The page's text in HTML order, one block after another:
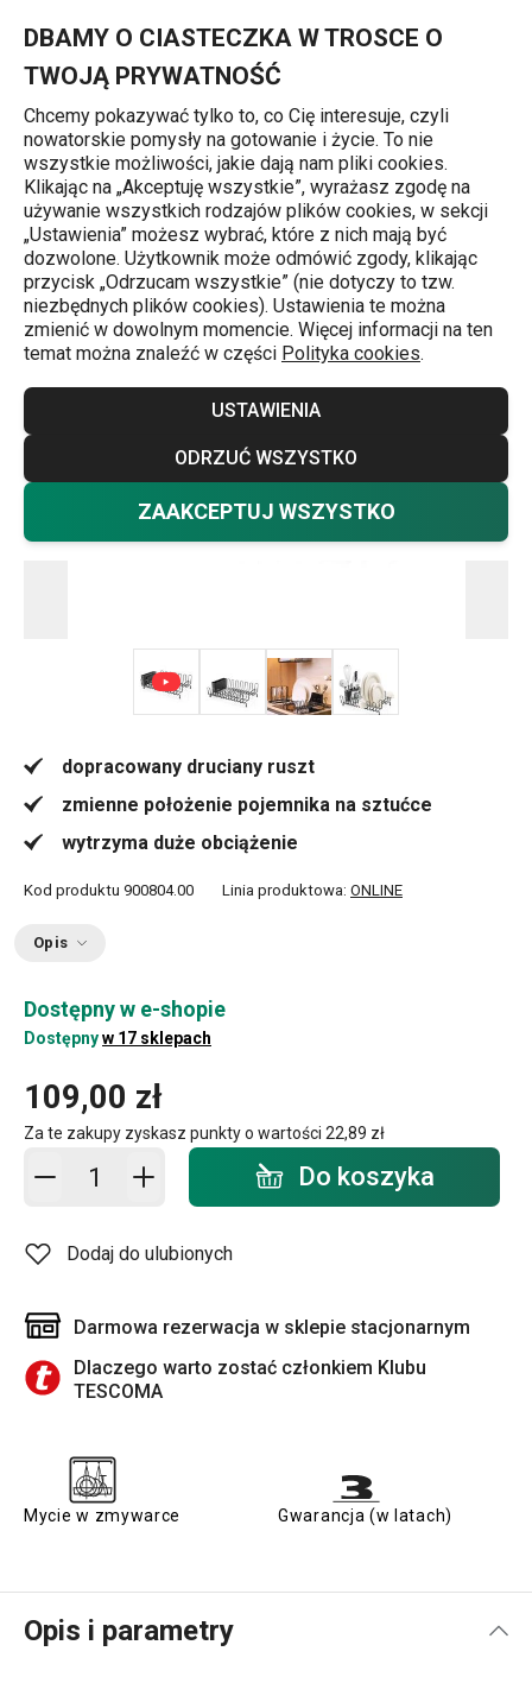
DBAMY O CIASTECZKA W TROSCE O
TWOJĄ PRYWATNOŚĆ
Chcemy pokazywać tylko to, co Cię interesuje, czyli
nowatorskie pomysły na gotowanie i życie. To nie
wszystkie możliwości, jakie dają nam pliki cookies.
Klikając na „Akceptuję wszystkie”, wyrażasz zgodę na
używanie wszystkich rodzajów plików cookies, w sekcji
„Ustawienia” możesz wybrać, które z nich mają być
dozwolone. Użytkownik może odmówić zgody, klikając
przycisk „Odrzucam wszystkie” (nie dotyczy to tzw.
niezbędnych plików cookies). Ustawienia te można
zmienić w dowolnym momencie. Więcej informacji na ten
temat można znaleźć w części Polityka cookies.
USTAWIENIA
ODRZUĆ WSZYSTKO
ZAAKCEPTUJ WSZYSTKO
Ociekacze
Ociekacz na naczynia ONLINE
dopracowany druciany ruszt
zmienne położenie pojemnika na sztućce
wytrzyma duże obciążenie
Kod produktu 900804.00 Linia produktowa: ONLINE
Opis
Dostępny w e-shopie
Dostępnyw 17 sklepach
109,00 zł
Za te zakupy zyskasz punkty o wartości 22,89 zł
Dodaj do koszyka - ilość Do koszyka
Dodaj do ulubionych
Darmowa rezerwacja w sklepie stacjonarnym
Dlaczego warto zostać członkiem Klubu
TESCOMA
Mycie w zmywarce Gwarancja (w latach)
Opis i parametry